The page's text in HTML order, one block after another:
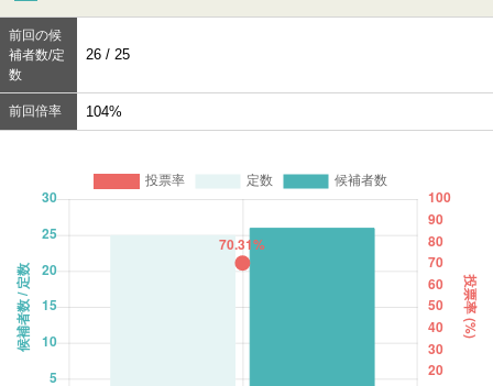
前回の候
補者数/定
数
26 / 25
前回倍率 104%